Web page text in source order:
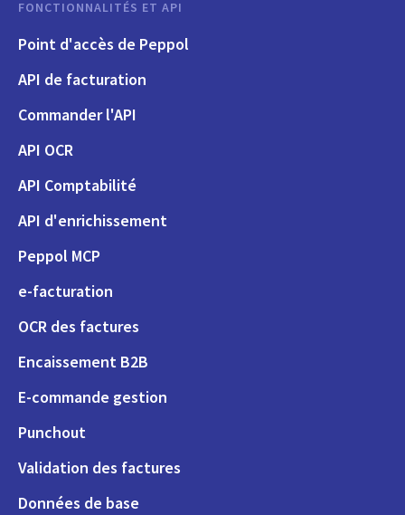
FONCTIONNALITÉS ET API
Point d'accès de Peppol
API de facturation
Commander l'API
API OCR
API Comptabilité
API d'enrichissement
Peppol MCP
e-facturation
OCR des factures
Encaissement B2B
E-commande gestion
Punchout
Validation des factures
Données de base